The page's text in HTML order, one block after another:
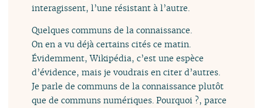
interagissent, l’une résistant à l’autre.
Quelques communs de la connaissance.
On en a vu déjà certains cités ce matin.
Évidemment, Wikipédia, c’est une espèce
d’évidence, mais je voudrais en citer d’autres.
Je parle de communs de la connaissance plutôt
que de communs numériques. Pourquoi ?, parce